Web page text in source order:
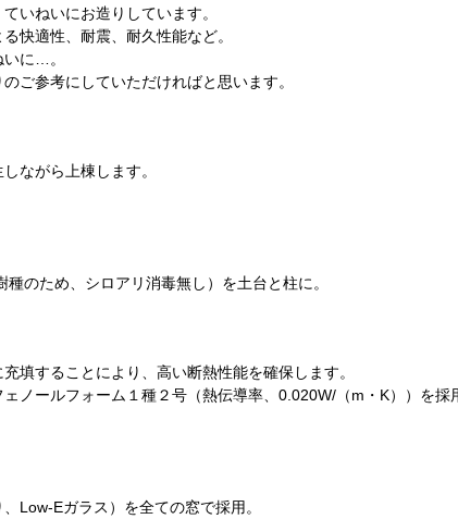
いねいにお造りしています。
快適性、耐震、耐久性能など。
に…。
ご参考にしていただければと思います。
ながら上棟します。
のため、シロアリ消毒無し）を土台と柱に。
填することにより、高い断熱性能を確保します。
ノールフォーム１種２号（熱伝導率、0.020W/（m・K））を採
Low-Eガラス）を全ての窓で採用。